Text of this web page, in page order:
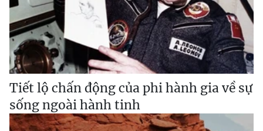
Tiết lộ chấn động của phi hành gia về sự
sống ngoài hành tinh